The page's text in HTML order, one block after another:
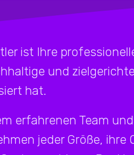
ist Ihre
und
hat.
erfahrenen Team
jeder Größe, ihre